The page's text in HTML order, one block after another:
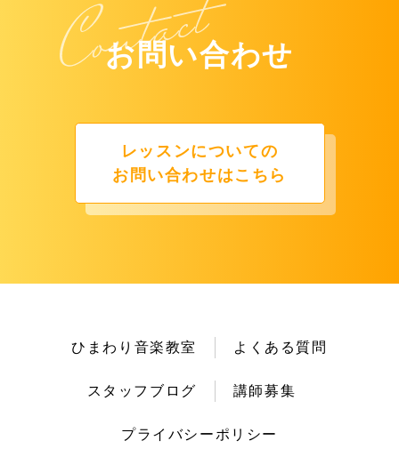
お問い合わせ
レッスンについての
お問い合わせはこちら
ひまわり音楽教室 よくある質問
スタッフブログ 講師募集
プライバシーポリシー